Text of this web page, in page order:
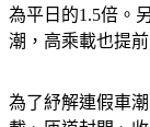
潮，高乘載也提
載、匝道封閉、